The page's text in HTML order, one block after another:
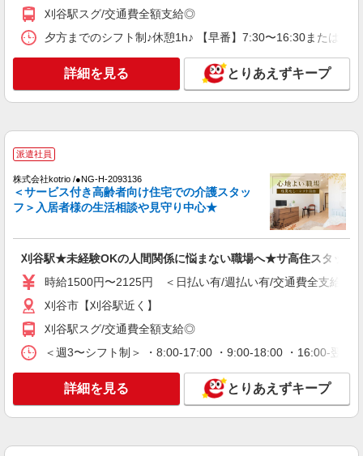
時給1500円〜2125円 ＜日払い有/週払い有/交
通費全支給(ガソリン代含む)＞
刈谷市【刈谷駅近く】
キープ 詳細を見る
株式会社kotrio /●NG-H-1992472
時給1500円〜2125円 ＜日払い有/週払い有/交
通費全支給(ガソリン代含む)＞
キープ 詳細を見る
派遣社員
株式会社kotrio /●NG-H-2030084
レア！【刈谷駅】就労支援施設で軽作業の見守
りなど＊未経験OK
支給(ガソリン代含む)＞
刈谷市【刈谷駅近く】
刈谷駅スグ/交通費全額支給◎
夕方までのシフト制♪休憩1h♪ 【早番】7:30〜16:30または
詳細を見る とりあえずキープ
派遣社員
株式会社kotrio /●NG-H-2093136
＜サービス付き高齢者向け住宅での介護スタッ
フ＞入居者様の生活相談や見守り中心★
刈谷駅★未経験OKの人間関係に悩まない職場へ★サ高住スタッフ
時給1500円〜2125円 ＜日払い有/週払い有/交通費全支給(ガ
刈谷市【刈谷駅近く】
刈谷駅スグ/交通費全額支給◎
＜週3〜シフト制＞ ・8:00-17:00 ・9:00-18:00 ・16:00-
詳細を見る とりあえずキープ